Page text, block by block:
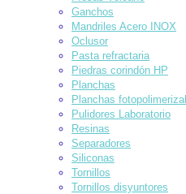
Ganchos
Mandriles Acero INOX
Oclusor
Pasta refractaria
Piedras corindón HP
Planchas
Planchas
Pulidores Laboratorio
Resinas
Separadores
Siliconas
Tornillos
Tornillos disyuntores